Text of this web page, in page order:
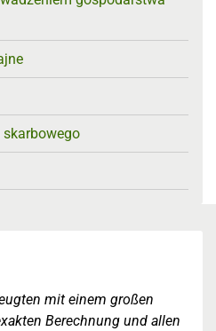
mit einem großen
Berechnung und allen